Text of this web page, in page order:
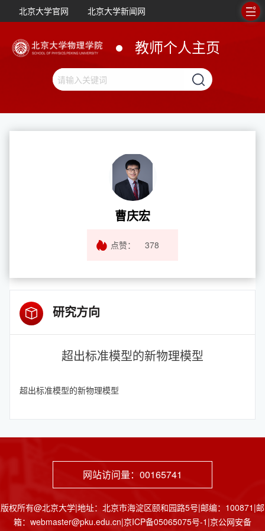
北京大学官网 北京大学新闻网
教师个人主页
曹庆宏
点赞： 378
研究方向
超出标准模型的新物理模型
超出标准模型的新物理模型
网站访问量： 00165741
版权所有@北京大学|地址：北京市海淀区颐和园路5号|邮编：100871|邮
箱：webmaster@pku.edu.cn|京ICP备05065075号-1|京公网安备